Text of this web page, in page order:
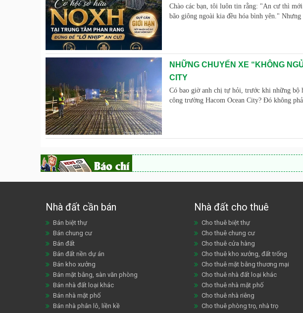
Chào các bạn, tôi luôn tin rằng: "An cư thì
bão giông ngoài kia đều hóa bình yên." Nhưng
NHỮNG CHUYẾN XE “KHÔNG
CITY
Có bao giờ anh chị tự hỏi, trước khi những bộ
công trường Hacom Ocean City? Đó không
Nhà đất cần bán
Bán biệt thự
Bán chung cư
Bán đất
Bán đất nền dự án
Bán kho xưởng
Bán mặt bằng, sàn văn phòng
Bán nhà đất loại khác
Bán nhà mặt phố
Bán nhà phân lô, liền kề
Nhà đất cho thuê
Cho thuê biệt thự
Cho thuê chung cư
Cho thuê cửa hàng
Cho thuê kho xưởng, đất trống
Cho thuê mặt bằng thương mại
Cho thuê nhà đất loại khác
Cho thuê nhà mặt phố
Cho thuê nhà riêng
Cho thuê phòng trọ, nhà trọ